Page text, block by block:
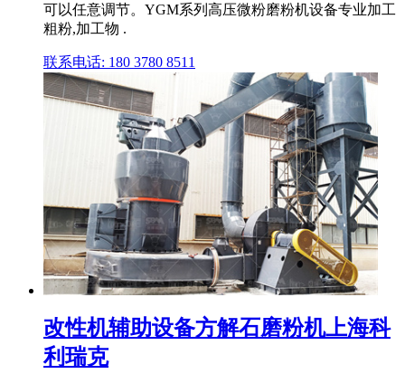
可以任意调节。YGM系列高压微粉磨粉机设备专业加工
粗粉,加工物 .
联系电话: 180 3780 8511
改性机辅助设备方解石磨粉机上海科
利瑞克